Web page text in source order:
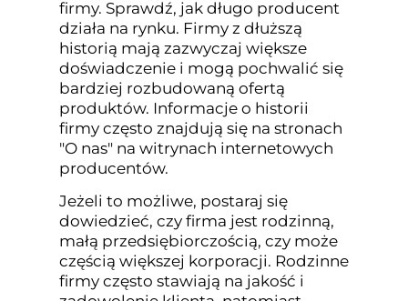
firmy. Sprawdź, jak długo producent
działa na rynku. Firmy z dłuższą
historią mają zazwyczaj większe
doświadczenie i mogą pochwalić się
bardziej rozbudowaną ofertą
produktów. Informacje o historii
firmy często znajdują się na stronach
"O nas" na witrynach internetowych
producentów.
Jeżeli to możliwe, postaraj się
dowiedzieć, czy firma jest rodzinną,
małą przedsiębiorczością, czy może
częścią większej korporacji. Rodzinne
firmy często stawiają na jakość i